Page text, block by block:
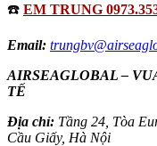
☎️ EM TRUNG
Email:
AIRSEAGLOBAL –
TẾ
Địa chỉ: Tầng 24, Tòa
Cầu Giấy, Hà Nội